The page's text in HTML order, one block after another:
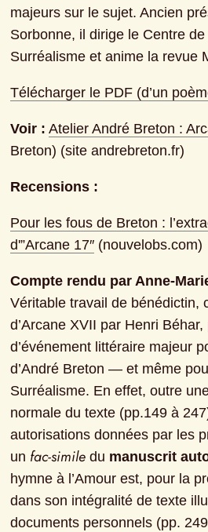
majeurs sur le sujet. Ancien
Sorbonne, il dirige le Centre
Surréalisme et anime la revue
Télécharger le PDF (d’un
Voir : Atelier André Breton :
Breton) (site andrebreton.fr)
Recensions :
Pour les fous de Breton :
d'”Arcane 17″ (nouvelobs.com)
Compte rendu par Anne-
Véritable travail de bénédictin,
d’Arcane XVII par Henri
d’événement littéraire majeur
d’André Breton ­­­­— et même
Surréalisme. En effet, outre
normale du texte (pp.149 à
autorisations données par les
un fac-simile du manuscrit
hymne à l’Amour est, pour la
dans son intégralité de texte
documents personnels (pp.